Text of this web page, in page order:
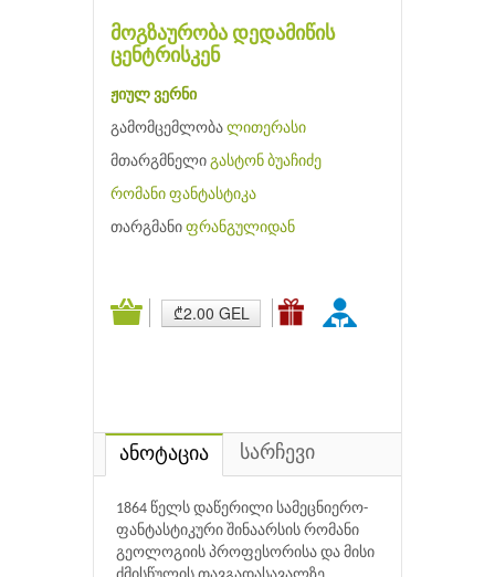
მოგზაურობა დედამიწის
ცენტრისკენ
ჟიულ ვერნი
გამომცემლობა ლითერასი
მთარგმნელი გასტონ ბუაჩიძე
რომანი ფანტასტიკა
თარგმანი ფრანგულიდან
₾2.00 GEL
ანოტაცია სარჩევი
1864 წელს დაწერილი სამეცნიერო-
ფანტასტიკური შინაარსის რომანი
გეოლოგიის პროფესორისა და მისი